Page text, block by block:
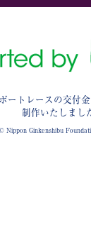
ートレースの交付
制作いたしまし
Nippon Ginkenshibu